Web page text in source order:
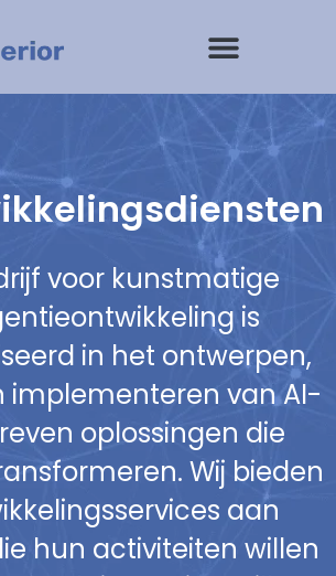
voor kunstmatige
is
in het ontwerpen,
implementeren van AI-
oplossingen die
Wij bieden
aan
hun activiteiten willen